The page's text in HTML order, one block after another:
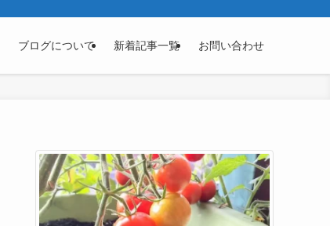
ブログについて 新着記事一覧 お問い合わせ